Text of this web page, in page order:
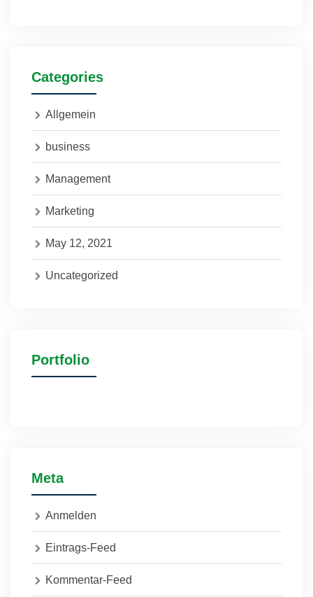
Categories
Allgemein
business
Management
Marketing
May 12, 2021
Uncategorized
Portfolio
Meta
Anmelden
Eintrags-Feed
Kommentar-Feed